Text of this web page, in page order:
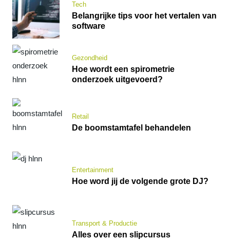
Tech
Belangrijke tips voor het vertalen van
software
Gezondheid
Hoe wordt een spirometrie
onderzoek uitgevoerd?
Retail
De boomstamtafel behandelen
Entertainment
Hoe word jij de volgende grote DJ?
Transport & Productie
Alles over een slipcursus